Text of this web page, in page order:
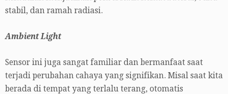
stabil, dan ramah radiasi.
Ambient Light
Sensor ini juga sangat familiar dan bermanfaat saat
terjadi perubahan cahaya yang signifikan. Misal saat kita
berada di tempat yang terlalu terang, otomatis